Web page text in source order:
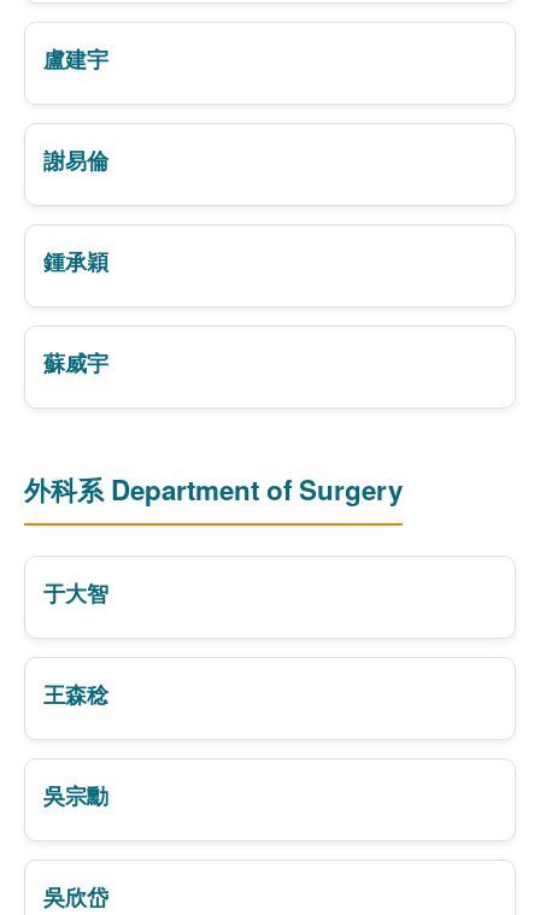
盧建宇
謝易倫
鍾承穎
蘇威宇
外科系 Department of Surgery
于大智
王森稔
吳宗勳
吳欣岱